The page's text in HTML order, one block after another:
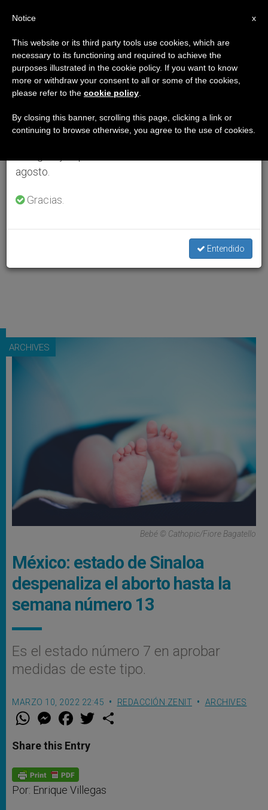
ARCHIVES
Bebé © Cathopic/Fiore Bagatello
México: estado de Sinaloa
despenaliza el aborto hasta la
semana número 13
Es el estado número 7 en aprobar
medidas de este tipo.
MARZO 10, 2022 22:45 REDACCIÓN ZENIT ARCHIVES
W
t
s
p
p
M
e
s
e
g
e
r
F
a
e
b
o
k
w
Share this Entry
Por: Enrique Villegas
×
Aviso importante
Del 27 de julio al 7 de agosto haremos la pausa
anual, aprovechando que en el periodo de verano
se generan menos informaciones y también el
agosto.
Gracias.
Entendido
x
Notice
This website or its third party tools use cookies, which are
necessary to its functioning and required to achieve the
purposes illustrated in the cookie policy. If you want to know
more or withdraw your consent to all or some of the cookies,
please refer to the cookie policy
By closing this banner, scrolling this page, clicking a link or
continuing to browse otherwise, you agree to the use of cookies.